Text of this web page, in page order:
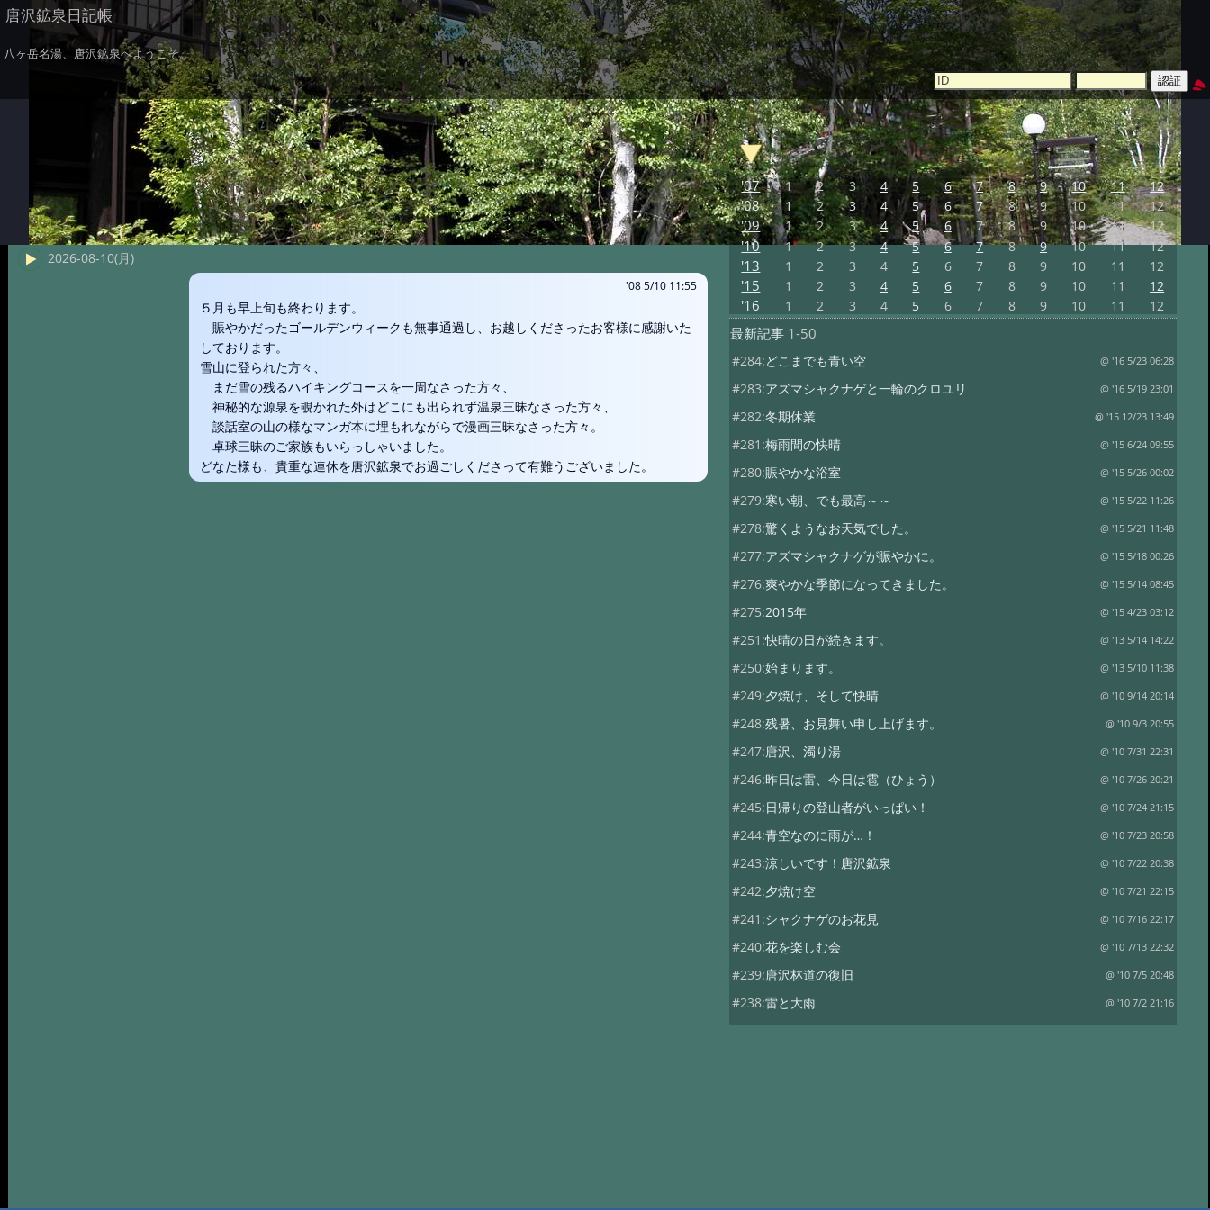
唐沢鉱泉日記帳
八ヶ岳名湯、唐沢鉱泉へようこそ。
2026-08-10(月)
'08 5/10 11:55
５月も早上旬も終わります。
賑やかだったゴールデンウィークも無事通過し、お越しくださったお客様に感謝いた
しております。
雪山に登られた方々、
まだ雪の残るハイキングコースを一周なさった方々、
神秘的な源泉を覗かれた外はどこにも出られず温泉三昧なさった方々、
談話室の山の様なマンガ本に埋もれながらで漫画三昧なさった方々。
卓球三昧のご家族もいらっしゃいました。
どなた様も、貴重な連休を唐沢鉱泉でお過ごしくださって有難うございました。
'07 1 2 3 4 5 6 7 8 9 10 11 12
'08 1 2 3 4 5 6 7 8 9 10 11 12
'09 1 2 3 4 5 6 7 8 9 10 11 12
'10 1 2 3 4 5 6 7 8 9 10 11 12
'13 1 2 3 4 5 6 7 8 9 10 11 12
'15 1 2 3 4 5 6 7 8 9 10 11 12
'16 1 2 3 4 5 6 7 8 9 10 11 12
最新記事1-50
#284:どこまでも青い空 @ '16 5/23 06:28
#283:アズマシャクナゲと一輪のクロユリ @ '16 5/19 23:01
#282:冬期休業 @ '15 12/23 13:49
#281:梅雨間の快晴 @ '15 6/24 09:55
#280:賑やかな浴室 @ '15 5/26 00:02
#279:寒い朝、でも最高～～ @ '15 5/22 11:26
#278:驚くようなお天気でした。 @ '15 5/21 11:48
#277:アズマシャクナゲが賑やかに。 @ '15 5/18 00:26
#276:爽やかな季節になってきました。 @ '15 5/14 08:45
#275:2015年 @ '15 4/23 03:12
#251:快晴の日が続きます。 @ '13 5/14 14:22
#250:始まります。 @ '13 5/10 11:38
#249:夕焼け、そして快晴 @ '10 9/14 20:14
#248:残暑、お見舞い申し上げます。 @ '10 9/3 20:55
#247:唐沢、濁り湯 @ '10 7/31 22:31
#246:昨日は雷、今日は雹（ひょう） @ '10 7/26 20:21
#245:日帰りの登山者がいっぱい！ @ '10 7/24 21:15
#244:青空なのに雨が…！ @ '10 7/23 20:58
#243:涼しいです！唐沢鉱泉 @ '10 7/22 20:38
#242:夕焼け空 @ '10 7/21 22:15
#241:シャクナゲのお花見 @ '10 7/16 22:17
#240:花を楽しむ会 @ '10 7/13 22:32
#239:唐沢林道の復旧 @ '10 7/5 20:48
#238:雷と大雨 @ '10 7/2 21:16
#237:今日はスターチス。